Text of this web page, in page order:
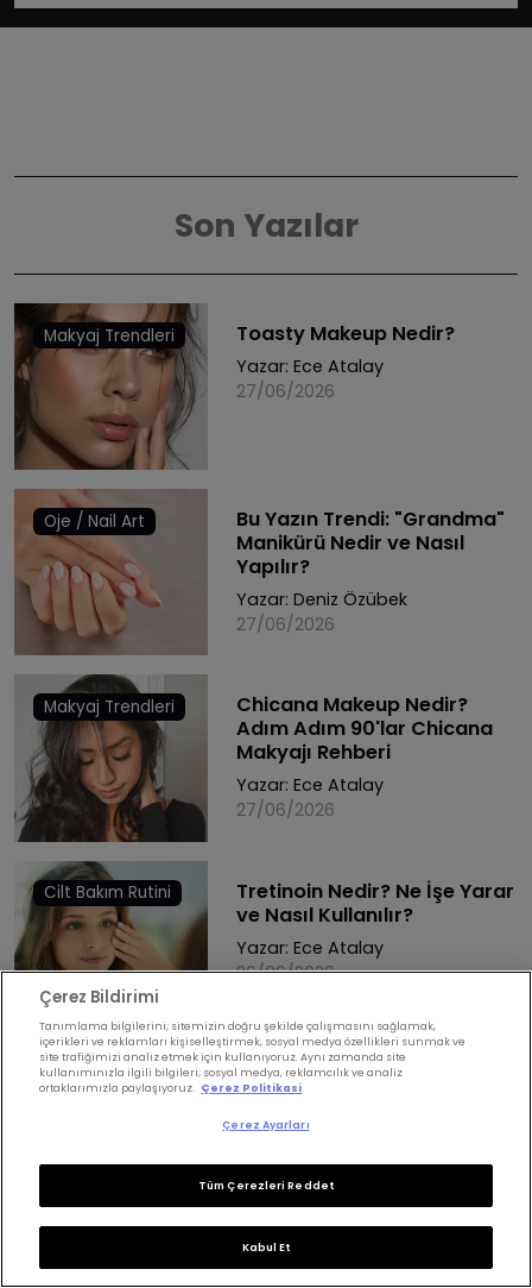
Son Yazılar
Makyaj Trendleri Toasty Makeup Nedir?
Yazar: Ece Atalay
27/06/2026
Oje / Nail Art
Bu Yazın Trendi: "Grandma"
Manikürü Nedir ve Nasıl
Yapılır?
Yazar: Deniz Özübek
27/06/2026
Makyaj Trendleri
Chicana Makeup Nedir?
Adım Adım 90'lar Chicana
Makyajı Rehberi
Yazar: Ece Atalay
27/06/2026
Cilt Bakım Rutini
Tretinoin Nedir? Ne İşe Yarar
ve Nasıl Kullanılır?
Yazar: Ece Atalay
26/06/2026
Kadın Parfüm
Dekant Parfüm Hakkında Her
Şey
Yazar:Ece Atalay
Saç Renkleri
French Blending Nedir: Beyaz
Çerez Bildirimi
Tanımlama bilgilerini; sitemizin doğru şekilde çalışmasını sağlamak,
içerikleri ve reklamları kişiselleştirmek, sosyal medya özellikleri sunmak ve
site trafiğimizi analiz etmek için kullanıyoruz. Aynı zamanda site
kullanımınızla ilgili bilgileri; sosyal medya, reklamcılık ve analiz
ortaklarımızla paylaşıyoruz. Çerez Politikasi
Çerez Ayarları
Tüm Çerezleri Reddet
Kabul Et